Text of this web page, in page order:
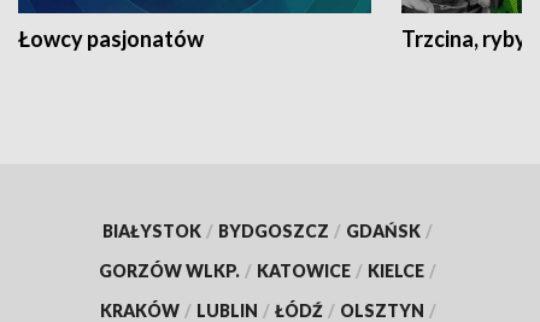
Łowcy pasjonatów Trzcina, ryby
BIAŁYSTOK / BYDGOSZCZ / GDAŃSK /
GORZÓW WLKP. / KATOWICE / KIELCE /
KRAKÓW / LUBLIN / ŁÓDŹ / OLSZTYN /